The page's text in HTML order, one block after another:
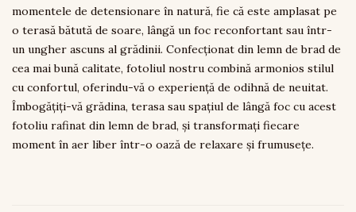
momentele de detensionare în natură, fie că este amplasat pe
o terasă bătută de soare, lângă un foc reconfortant sau într-
un ungher ascuns al grădinii. Confecționat din lemn de brad de
cea mai bună calitate, fotoliul nostru combină armonios stilul
cu confortul, oferindu-vă o experiență de odihnă de neuitat.
Îmbogățiți-vă grădina, terasa sau spațiul de lângă foc cu acest
fotoliu rafinat din lemn de brad, și transformați fiecare
moment în aer liber într-o oază de relaxare și frumusețe.